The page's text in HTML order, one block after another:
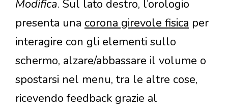
Modifica. Sul lato destro, l’orologio
presenta una corona girevole fisica per
interagire con gli elementi sullo
schermo, alzare/abbassare il volume o
spostarsi nel menu, tra le altre cose,
ricevendo feedback grazie al